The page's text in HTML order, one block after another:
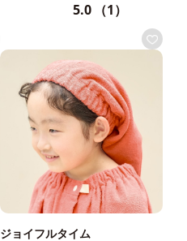
5.0 （1）
ジョイフルタイム